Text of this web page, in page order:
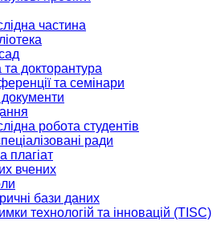
частина
та докторантура
та семінари
робота студентів
ради
плагіат
вчених
бази даних
технологій та інновацій (TISC)